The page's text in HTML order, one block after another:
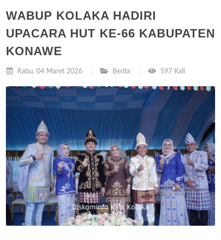
WABUP KOLAKA HADIRI
UPACARA HUT KE-66 KABUPATEN
KONAWE
Rabu, 04 Maret 2026 Berita 597 Kali